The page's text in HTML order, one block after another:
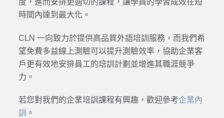
時間內達到最大化。
CLN 一向致力於提供高品質外語培訓服務，而我們希
望免費多益線上測驗可以提升測驗效率，協助企業客
戶更有效地安排員工的培訓計劃並增進其職涯競爭
力。
若您對我們的企業培訓課程有興趣，歡迎參考企業內
訓
。